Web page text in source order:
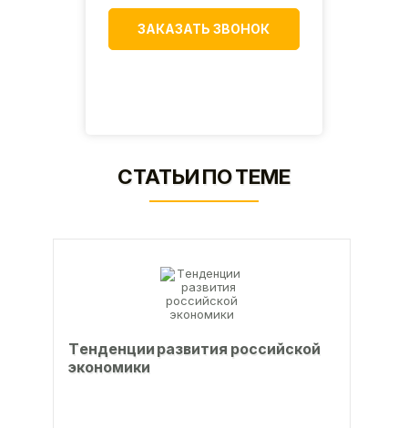
ЗАКАЗАТЬ ЗВОНОК
СТАТЬИ ПО ТЕМЕ
Тeндeнции paзвития poccийcкoй
экoнoмики